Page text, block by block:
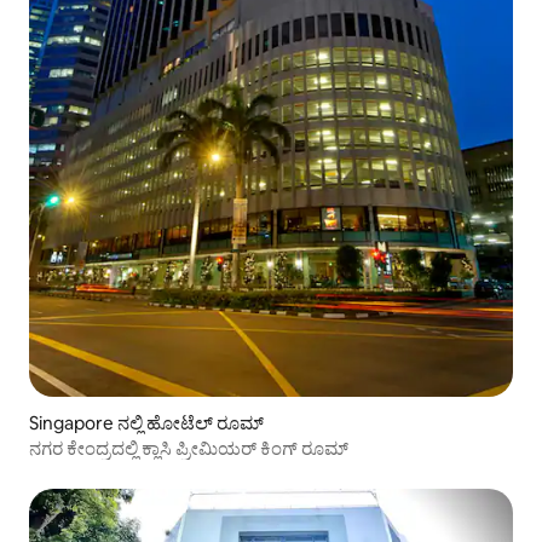
Singapore ನಲ್ಲಿ ಹೋಟೆಲ್ ರೂಮ್
ನಗರ ಕೇಂದ್ರದಲ್ಲಿ ಕ್ಲಾಸಿ ಪ್ರೀಮಿಯರ್ ಕಿಂಗ್ ರೂಮ್